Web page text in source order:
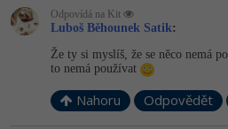
Odpovídá na Kit
Luboš Běhounek Satik:
Že ty si myslíš, že se něco nemá
to nemá používat
Nahoru Odpovědět